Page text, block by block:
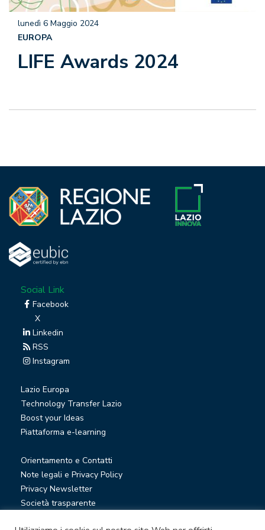
LIFE Awards 2024
lunedì 6 Maggio 2024
EUROPA
Social Link
Facebook
X
Linkedin
RSS
Instagram
Lazio Europa
Technology Transfer Lazio
Boost your Ideas
Piattaforma e-learning
Orientamento e Contatti
Note legali e Privacy Policy
Privacy Newsletter
Società trasparente